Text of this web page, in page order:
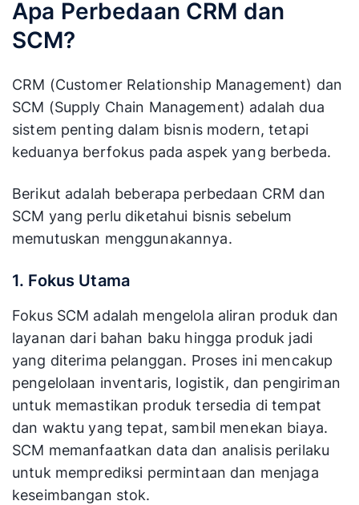
Apa Perbedaan CRM dan
SCM?
CRM (Customer Relationship Management) dan
SCM (Supply Chain Management) adalah dua
sistem penting dalam bisnis modern, tetapi
keduanya berfokus pada aspek yang berbeda.
Berikut adalah beberapa perbedaan CRM dan
SCM yang perlu diketahui bisnis sebelum
memutuskan menggunakannya.
1. Fokus Utama
Fokus SCM adalah mengelola aliran produk dan
layanan dari bahan baku hingga produk jadi
yang diterima pelanggan. Proses ini mencakup
pengelolaan inventaris, logistik, dan pengiriman
untuk memastikan produk tersedia di tempat
dan waktu yang tepat, sambil menekan biaya.
SCM memanfaatkan data dan analisis perilaku
untuk memprediksi permintaan dan menjaga
keseimbangan stok.